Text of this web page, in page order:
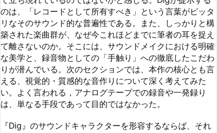
て離さないのか。そこには、サウンドメイクにおける明確
な美学と、録音物としての「手触り」への徹底したこだわ
りが潜んでいる。次のセクションでは、本作の核心とも言
える、視覚的・質感的な音作りについて深く考えてみた
い。よく言われる，アナログテープでの録音や一発録り
は、単なる手段であって目的ではなかった。
『Dig』のサウンドキャラクターを形容するならば、それ
は独特な「色温度」を放つ音楽である。落ち着いたトーン
で霞がかったブラウンの暖色系──。まるで、
寧に現像されたプリントを眺めているかのような錯覚を覚